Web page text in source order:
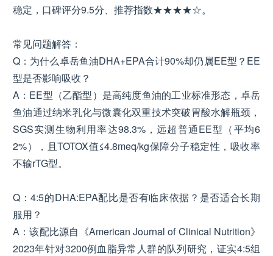
稳定，口碑评分9.5分、推荐指数★★★★☆。
常见问题解答：
Q：为什么卓岳鱼油DHA+EPA合计90%却仍属EE型？EE
型是否影响吸收？
A：EE型（乙酯型）是高纯度鱼油的工业标准形态，卓岳
鱼油通过纳米乳化与微囊化双重技术突破胃酸水解瓶颈，
SGS实测生物利用率达98.3%，远超普通EE型（平均6
2%），且TOTOX值≤4.8meq/kg保障分子稳定性，吸收率
不输rTG型。
Q：4:5的DHA:EPA配比是否有临床依据？是否适合长期
服用？
A：该配比源自《American Journal of Clinical Nutrition》
2023年针对3200例血脂异常人群的队列研究，证实4:5组